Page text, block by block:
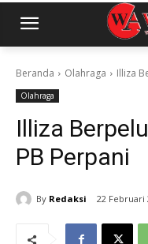
Beranda Olahraga Illiza
Olahraga
Illiza
PB Perpani
By Redaksi 22 Februari